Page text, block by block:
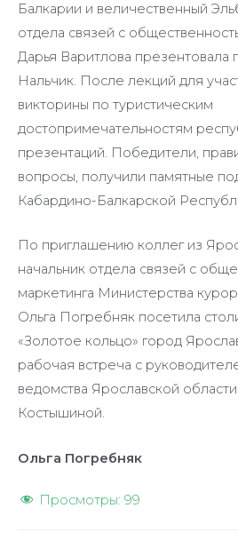
Балкарии и величественный
отдела связей с
Дарья Варитлова презентовала
Нальчик. После лекций для
викторины по туристическим
достопримечательностям
презентаций. Победители,
вопросы, получили памятные
Кабардино-Балкарской
По приглашению коллег из
начальник отдела связей с
маркетинга Министерства
Ольга Погребняк посетила
«Золотое кольцо» город
рабочая встреча с
ведомства Ярославской
Костышиной.
Ольга Погребняк
Просмотры: 99